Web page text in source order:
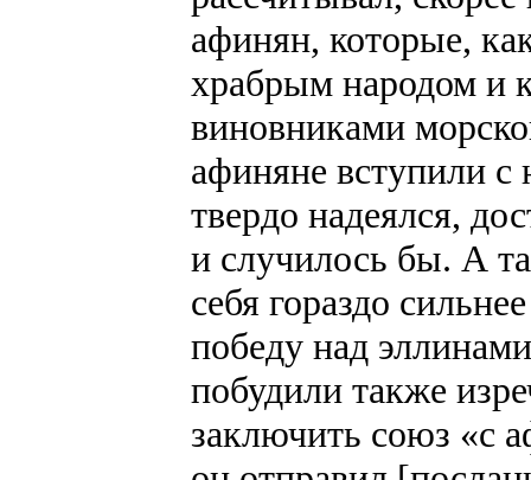
афинян, которые,
храбрым народом и
виновниками
афиняне вступили с
твердо надеялся,
и случилось бы. А
себя гораздо
победу над
побудили также
заключить союз «с